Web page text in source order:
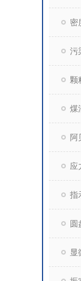
密
污
颗
煤
阿
应
指
圆
显